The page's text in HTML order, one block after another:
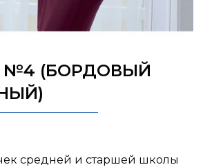
№4 (БОРДОВЫЙ
средней и старшей школы